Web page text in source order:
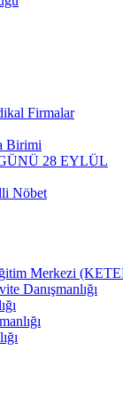
Firmalar
Birimi
28 EYLÜL
Nöbet
Merkezi
Danışmanlığı